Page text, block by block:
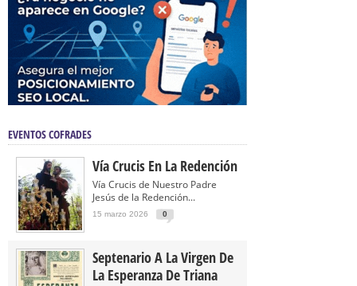
EVENTOS COFRADES
Vía Crucis En La Redención
Vía Crucis de Nuestro Padre
Jesús de la Redención...
15 marzo 2026 0
Septenario A La Virgen De
La Esperanza De Triana